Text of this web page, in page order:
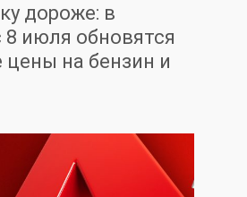
дороже: в
8 июля обновятся
цены на бензин и